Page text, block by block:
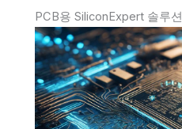
PCB용 SiliconExpert 솔루션